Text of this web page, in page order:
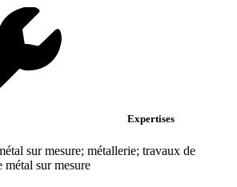
Expertises
sur mesure; métallerie; travaux de
métal sur mesure